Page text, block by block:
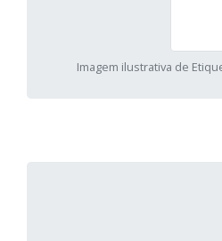
Imagem ilustrativa de